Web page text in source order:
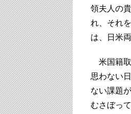
領夫人の
れ、それ
は、日米
米国籍取
思わない
ない課題
むさぼっ